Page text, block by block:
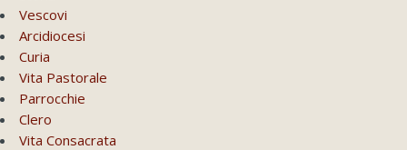
Vescovi
Arcidiocesi
Curia
Vita Pastorale
Parrocchie
Clero
Vita Consacrata